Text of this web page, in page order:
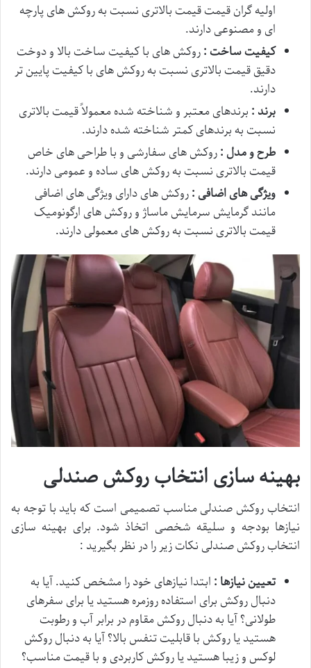
اولیه گران قیمت قیمت بالاتری نسبت به روکش های پارچه
ای و مصنوعی دارند.
کیفیت ساخت :روکش های با کیفیت ساخت بالا و دوخت
دقیق قیمت بالاتری نسبت به روکش های با کیفیت پایین تر
دارند.
برند : برندهای معتبر و شناخته شده معمولاً قیمت بالاتری
نسبت به برندهای کمتر شناخته شده دارند.
طرح و مدل :روکش های سفارشی و با طراحی های خاص
قیمت بالاتری نسبت به روکش های ساده و عمومی دارند.
ویژگی های اضافی :روکش های دارای ویژگی های اضافی
مانند گرمایش سرمایش ماساژ و روکش های ارگونومیک
قیمت بالاتری نسبت به روکش های معمولی دارند.
بهینه سازی انتخاب روکش صندلی
انتخاب روکش صندلی مناسب تصمیمی است که باید با توجه به
نیازها بودجه و سلیقه شخصی اتخاذ شود. برای بهینه سازی
انتخاب روکش صندلی نکات زیر را در نظر بگیرید :
تعیین نیازها : ابتدا نیازهای خود را مشخص کنید. آیا به
دنبال روکش برای استفاده روزمره هستید یا برای سفرهای
طولانی؟ آیا به دنبال روکش مقاوم در برابر آب و رطوبت
هستید یا روکش با قابلیت تنفس بالا؟ آیا به دنبال روکش
لوکس و زیبا هستید یا روکش کاربردی و با قیمت مناسب؟